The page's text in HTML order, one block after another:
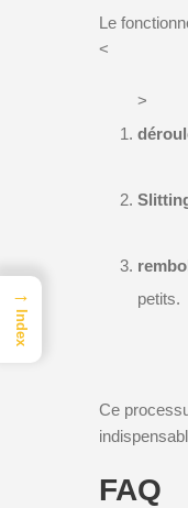
Le
<
>
petits.
Ce
FAQ
→
Index